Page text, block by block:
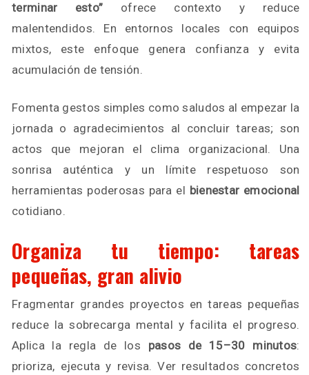
terminar esto” ofrece contexto y reduce
malentendidos. En entornos locales con equipos
mixtos, este enfoque genera confianza y evita
acumulación de tensión.
Fomenta gestos simples como saludos al empezar la
jornada o agradecimientos al concluir tareas; son
actos que mejoran el clima organizacional. Una
sonrisa auténtica y un límite respetuoso son
herramientas poderosas para el bienestar emocional
cotidiano.
Organiza tu tiempo: tareas
pequeñas, gran alivio
Fragmentar grandes proyectos en tareas pequeñas
reduce la sobrecarga mental y facilita el progreso.
Aplica la regla de los pasos de 15–30 minutos:
prioriza, ejecuta y revisa. Ver resultados concretos